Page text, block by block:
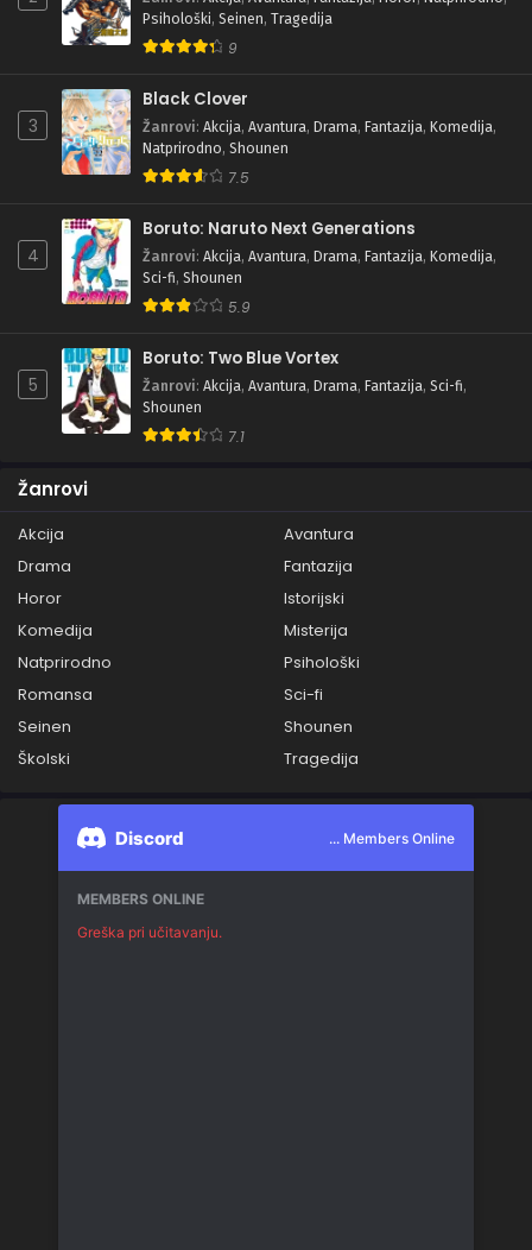
Psihološki, Seinen, Tragedija
9
3
Black Clover
Žanrovi: Akcija, Avantura, Drama, Fantazija, Komedija,
Natprirodno, Shounen
7.5
4
Boruto: Naruto Next Generations
Žanrovi: Akcija, Avantura, Drama, Fantazija, Komedija,
Sci-fi, Shounen
5.9
5
Boruto: Two Blue Vortex
Žanrovi: Akcija, Avantura, Drama, Fantazija, Sci-fi,
Shounen
7.1
Žanrovi
Akcija
Avantura
Drama
Fantazija
Horor
Istorijski
Komedija
Misterija
Natprirodno
Psihološki
Romansa
Sci-fi
Seinen
Shounen
Školski
Tragedija
Discord ... Members Online
MEMBERS ONLINE
Greška pri učitavanju.